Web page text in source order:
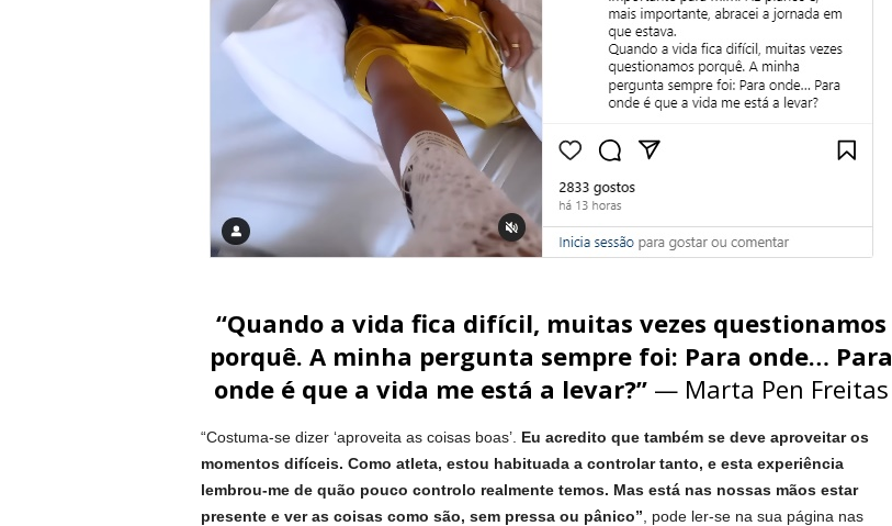
“Quando a vida fica difícil, muitas vezes questionamos
porquê. A minha pergunta sempre foi: Para onde… Para
onde é que a vida me está a levar?” — Marta Pen Freitas
“Costuma-se dizer ‘aproveita as coisas boas’. Eu acredito que também se deve aproveitar os
momentos difíceis. Como atleta, estou habituada a controlar tanto, e esta experiência
lembrou-me de quão pouco controlo realmente temos. Mas está nas nossas mãos estar
presente e ver as coisas como são, sem pressa ou pânico” , pode ler-se na sua página nas